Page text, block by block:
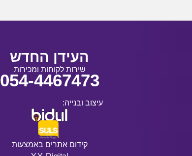
העידן החדש
שירות לקוחות ומכירות
054-4467473
עיצוב ובנייה:
קידום אתרים באמצעות